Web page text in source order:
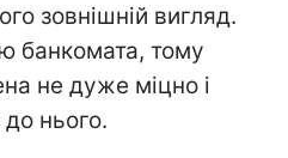
зовнішній вигляд.
банкомата, тому
не дуже міцно і
нього.